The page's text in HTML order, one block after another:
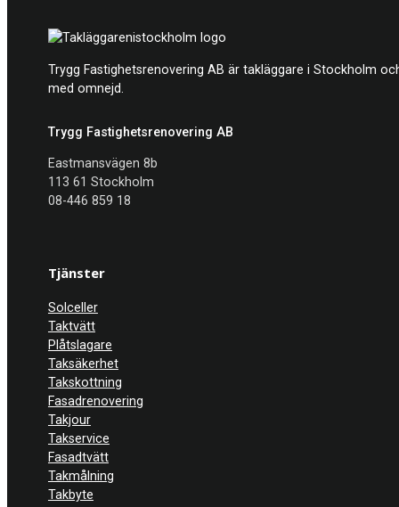
Trygg Fastighetsrenovering AB är takläggare i Stockholm
med omnejd.
Trygg Fastighetsrenovering AB
Eastmansvägen 8b
113 61 Stockholm
08-446 859 18
Tjänster
Solceller
Taktvätt
Plåtslagare
Taksäkerhet
Takskottning
Fasadrenovering
Takjour
Takservice
Fasadtvätt
Takmålning
Takbyte